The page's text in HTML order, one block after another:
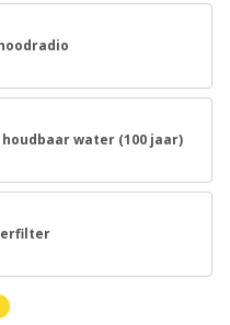
houdbaar water (100 jaar)